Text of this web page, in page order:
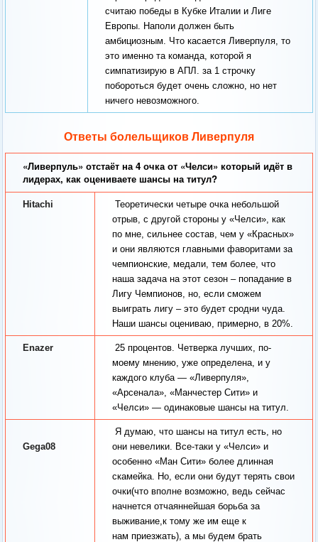
считаю победы в Кубке Италии и Лиге
Европы. Наполи должен быть
амбициозным. Что касается Ливерпуля, то
это именно та команда, которой я
симпатизирую в АПЛ. за 1 строчку
побороться будет очень сложно, но нет
ничего невозможного.
Ответы болельщиков Ливерпуля
«Ливерпуль» отстаёт на 4 очка от «Челси» который идёт в
лидерах, как оцениваете шансы на титул?
Hitachi
Теоретически четыре очка небольшой
отрыв, с другой стороны у «Челси», как
по мне, сильнее состав, чем у «Красных»
и они являются главными фаворитами за
чемпионские, медали, тем более, что
наша задача на этот сезон – попадание в
Лигу Чемпионов, но, если сможем
выиграть лигу – это будет сродни чуда.
Наши шансы оцениваю, примерно, в 20%.
Enazer
25 процентов. Четверка лучших, по-
моему мнению, уже определена, и у
каждого клуба — «Ливерпуля»,
«Арсенала», «Манчестер Сити» и
«Челси» — одинаковые шансы на титул.
Gega08
Я думаю, что шансы на титул есть, но
они невелики. Все-таки у «Челси» и
особенно «Ман Сити» более длинная
скамейка. Но, если они будут терять свои
очки(что вполне возможно, ведь сейчас
начнется отчаяннейшая борьба за
выживание,к тому же им еще к
нам приезжать), а мы будем брать